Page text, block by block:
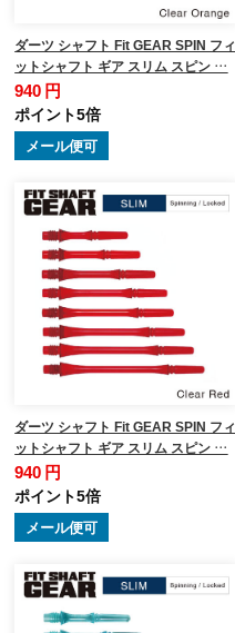
ダーツ シャフト Fit GEAR SPIN フィ
ットシャフト ギア スリム スピン …
940 円
ポイント5倍
メール便可
ダーツ シャフト Fit GEAR SPIN フィ
ットシャフト ギア スリム スピン …
940 円
ポイント5倍
メール便可